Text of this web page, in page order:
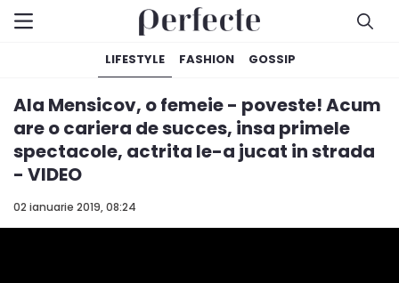
LIFESTYLE FASHION GOSSIP
02 ianuarie 2019, 08:24
Ala Mensicov, o femeie - poveste! Acum
are o cariera de succes, insa primele
spectacole, actrita le-a jucat in strada
- VIDEO